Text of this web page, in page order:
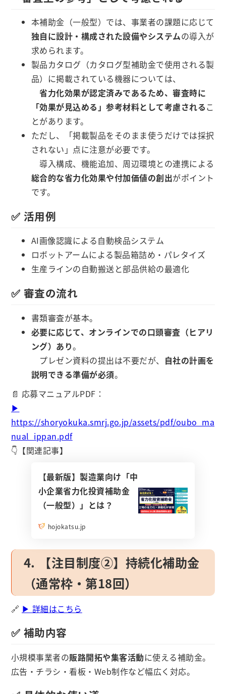
本補助金（一般型）では、事業者の課題に応じて
独自に設計・構成された設備やシステムの導入が
求められます。
製品カタログ（カタログ型補助金で使用される製
品）に掲載されている機器については、
省力化効果が認定済みであるため、審査時に
「効果が見込める」参考材料として考慮されるこ
とがあります。
ただし、「掲載製品をそのまま使うだけでは採択
されない」点に注意が必要です。
導入構成、機能追加、周辺環境との連携による
総合的な省力化効果や付加価値の創出がポイント
です。
✅ 活用例
AI画像認識による自動検品システム
ロボットアームによる製品箱詰め・パレタイズ
生産ラインの自動搬送と部品供給の最適化
✅ 審査の流れ
書類審査が基本。
必要に応じて、オンラインでの口頭審査（ヒアリ
ング）あり。
プレゼン資料の提出は不要だが、 自社の計画を
説明できる準備が必須。
📄 応募マニュアルPDF：
▶
https://shoryokuka.smrj.go.jp/assets/pdf/oubo_ma
nual_ippan.pdf
👇【関連記事】
【最新版】製造業向け「中
小企業省力化投資補助金
（一般型）」とは？
hojokatsu.jp
4. 【注目制度②】持続化補助金
（通常枠・第18回）
🔗 ▶ 詳細はこちら
✅ 補助内容
小規模事業者の販路開拓や集客活動に使える補助金。
広告・チラシ・看板・Web制作など幅広く対応。